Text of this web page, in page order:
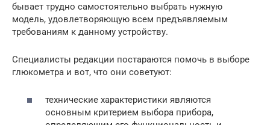
бывает трудно самостоятельно выбрать нужную
модель, удовлетворяющую всем предъявляемым
требованиям к данному устройству.
Специалисты редакции постараются помочь в выборе
глюкометра и вот, что они советуют:
технические характеристики являются
основным критерием выбора прибора,